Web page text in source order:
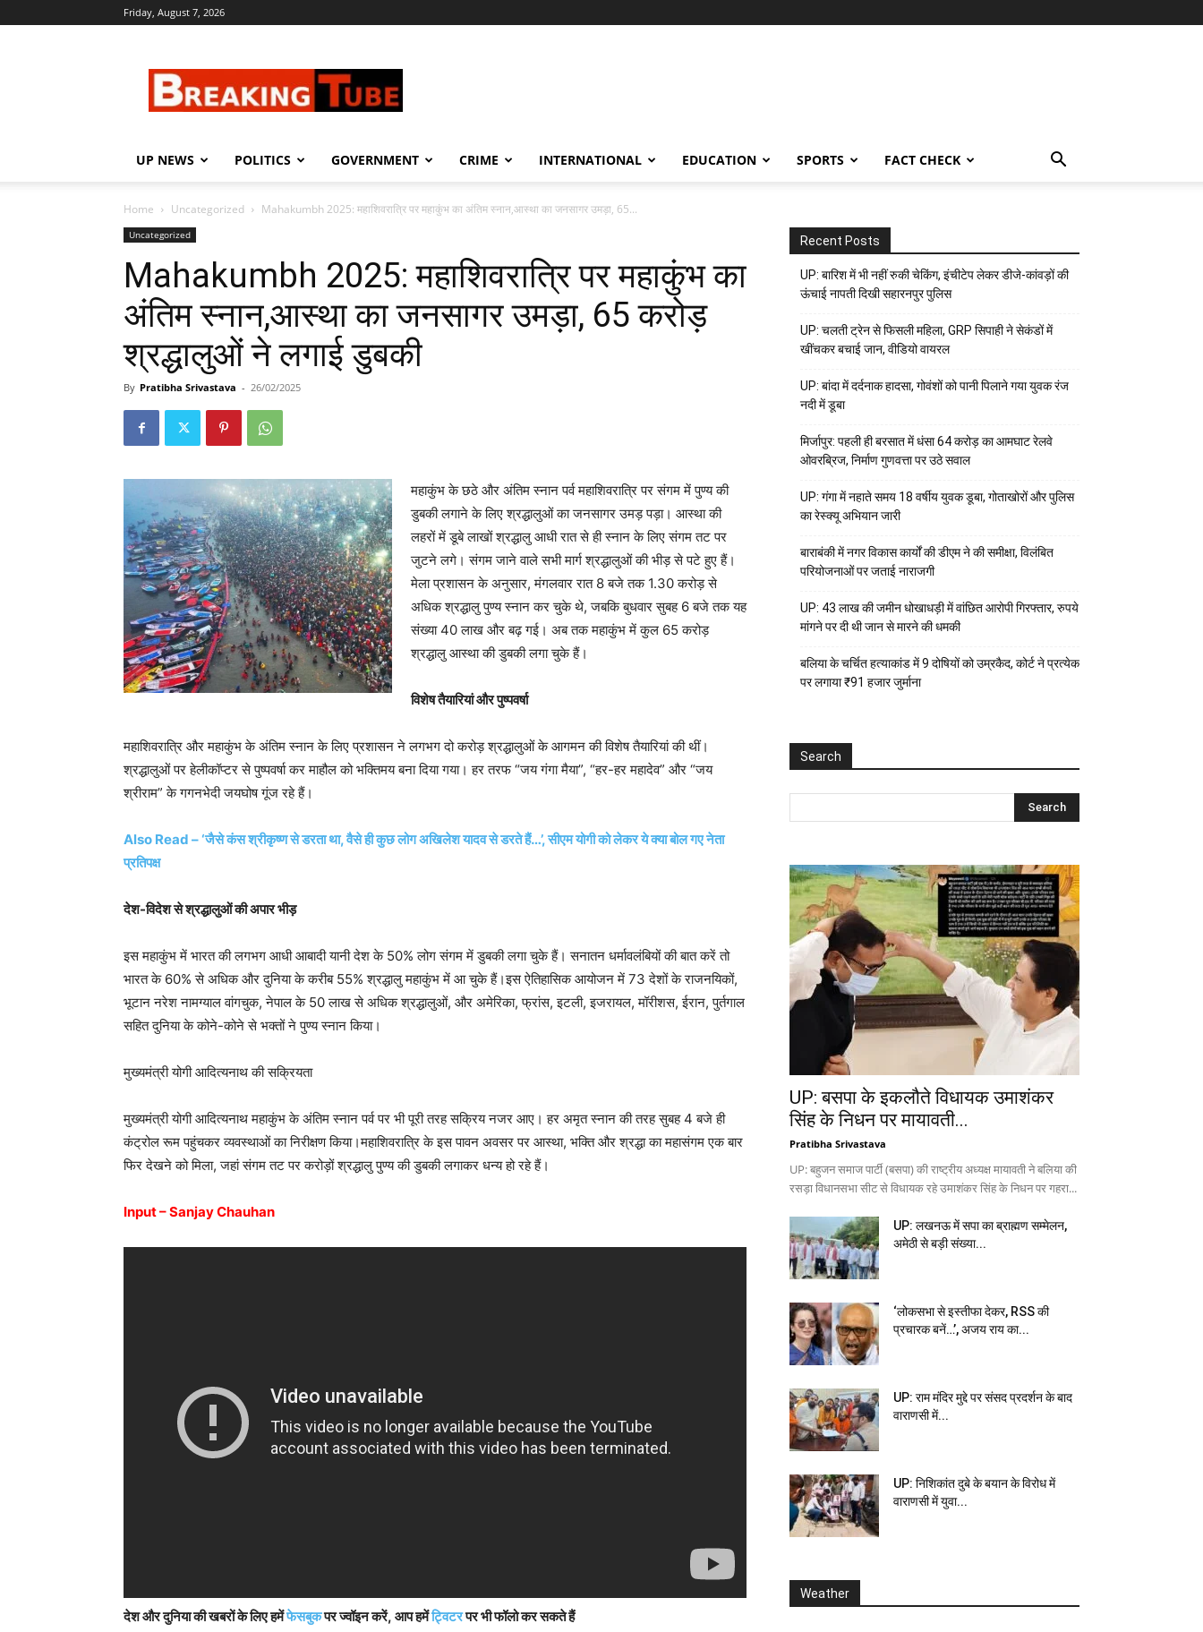
Friday, August 7, 2026
UP NEWS POLITICS GOVERNMENT CRIME INTERNATIONAL EDUCATION SPORTS FACT CHECK
Home Uncategorized Mahakumbh 2025: महाशिवरात्रि पर महाकुंभ का अंतिम स्नान,आस्था का जनसागर उमड़ा, 65...
Uncategorized
Mahakumbh 2025: महाशिवरात्रि पर महाकुंभ का
अंतिम स्नान,आस्था का जनसागर उमड़ा, 65 करोड़
श्रद्धालुओं ने लगाई डुबकी
By Pratibha Srivastava - 26/02/2025
महाकुंभ के छठे और अंतिम स्नान पर्व महाशिवरात्रि पर संगम में पुण्य की
डुबकी लगाने के लिए श्रद्धालुओं का जनसागर उमड़ पड़ा। आस्था की
लहरों में डूबे लाखों श्रद्धालु आधी रात से ही स्नान के लिए संगम तट पर
जुटने लगे। संगम जाने वाले सभी मार्ग श्रद्धालुओं की भीड़ से पटे हुए हैं।
मेला प्रशासन के अनुसार, मंगलवार रात 8 बजे तक 1.30 करोड़ से
अधिक श्रद्धालु पुण्य स्नान कर चुके थे, जबकि बुधवार सुबह 6 बजे तक यह
संख्या 40 लाख और बढ़ गई। अब तक महाकुंभ में कुल 65 करोड़
श्रद्धालु आस्था की डुबकी लगा चुके हैं।
विशेष तैयारियां और पुष्पवर्षा
महाशिवरात्रि और महाकुंभ के अंतिम स्नान के लिए प्रशासन ने लगभग दो करोड़ श्रद्धालुओं के आगमन की विशेष तैयारियां की थीं।
श्रद्धालुओं पर हेलीकॉप्टर से पुष्पवर्षा कर माहौल को भक्तिमय बना दिया गया। हर तरफ “जय गंगा मैया”, “हर-हर महादेव” और “जय
श्रीराम” के गगनभेदी जयघोष गूंज रहे हैं।
Also Read – ‘जैसे कंस श्रीकृष्ण से डरता था, वैसे ही कुछ लोग अखिलेश यादव से डरते हैं…’, सीएम योगी को लेकर ये क्या बोल गए नेता
प्रतिपक्ष
देश-विदेश से श्रद्धालुओं की अपार भीड़
इस महाकुंभ में भारत की लगभग आधी आबादी यानी देश के 50% लोग संगम में डुबकी लगा चुके हैं। सनातन धर्मावलंबियों की बात करें तो
भारत के 60% से अधिक और दुनिया के करीब 55% श्रद्धालु महाकुंभ में आ चुके हैं।इस ऐतिहासिक आयोजन में 73 देशों के राजनयिकों,
भूटान नरेश नामग्याल वांगचुक, नेपाल के 50 लाख से अधिक श्रद्धालुओं, और अमेरिका, फ्रांस, इटली, इजरायल, मॉरीशस, ईरान, पुर्तगाल
सहित दुनिया के कोने-कोने से भक्तों ने पुण्य स्नान किया।
मुख्यमंत्री योगी आदित्यनाथ की सक्रियता
मुख्यमंत्री योगी आदित्यनाथ महाकुंभ के अंतिम स्नान पर्व पर भी पूरी तरह सक्रिय नजर आए। हर अमृत स्नान की तरह सुबह 4 बजे ही
कंट्रोल रूम पहुंचकर व्यवस्थाओं का निरीक्षण किया।महाशिवरात्रि के इस पावन अवसर पर आस्था, भक्ति और श्रद्धा का महासंगम एक बार
फिर देखने को मिला, जहां संगम तट पर करोड़ों श्रद्धालु पुण्य की डुबकी लगाकर धन्य हो रहे हैं।
Input – Sanjay Chauhan
देश और दुनिया की खबरों के लिए हमेंफेसबुकपर ज्वॉइन करें, आप हमेंट्विटरपर भी फॉलो कर सकते हैं
Recent Posts
UP: बारिश में भी नहीं रुकी चेकिंग, इंचीटेप लेकर डीजे-कांवड़ों की
ऊंचाई नापती दिखी सहारनपुर पुलिस
UP: चलती ट्रेन से फिसली महिला, GRP सिपाही ने सेकंडों में
खींचकर बचाई जान, वीडियो वायरल
UP: बांदा में दर्दनाक हादसा, गोवंशों को पानी पिलाने गया युवक रंज
नदी में डूबा
मिर्जापुर: पहली ही बरसात में धंसा 64 करोड़ का आमघाट रेलवे
ओवरब्रिज, निर्माण गुणवत्ता पर उठे सवाल
UP: गंगा में नहाते समय 18 वर्षीय युवक डूबा, गोताखोरों और पुलिस
का रेस्क्यू अभियान जारी
बाराबंकी में नगर विकास कार्यों की डीएम ने की समीक्षा, विलंबित
परियोजनाओं पर जताई नाराजगी
UP: 43 लाख की जमीन धोखाधड़ी में वांछित आरोपी गिरफ्तार, रुपये
मांगने पर दी थी जान से मारने की धमकी
बलिया के चर्चित हत्याकांड में 9 दोषियों को उम्रकैद, कोर्ट ने प्रत्येक
पर लगाया ₹91 हजार जुर्माना
Search
UP: बसपा के इकलौते विधायक उमाशंकर
सिंह के निधन पर मायावती...
Pratibha Srivastava
UP: बहुजन समाज पार्टी (बसपा) की राष्ट्रीय अध्यक्ष मायावती ने बलिया की
रसड़ा विधानसभा सीट से विधायक रहे उमाशंकर सिंह के निधन पर गहरा...
UP: लखनऊ में सपा का ब्राह्मण सम्मेलन,
अमेठी से बड़ी संख्या...
‘लोकसभा से इस्तीफा देकर, RSS की
प्रचारक बनें…’, अजय राय का...
UP: राम मंदिर मुद्दे पर संसद प्रदर्शन के बाद
वाराणसी में...
UP: निशिकांत दुबे के बयान के विरोध में
वाराणसी में युवा...
Weather